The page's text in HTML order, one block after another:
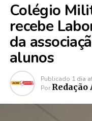
Colégio
recebe
da
alunos
Publicado 1 dia
Por Redação